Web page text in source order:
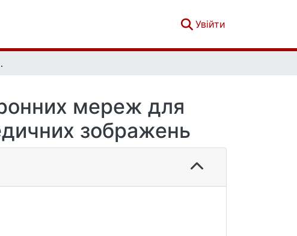
Увійти
медичних зображень
мереж для
зображень